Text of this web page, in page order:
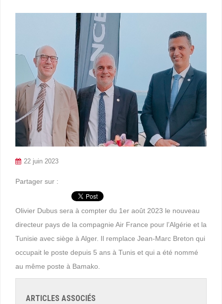
22 juin 2023
Partager sur :
Olivier Dubus sera à compter du 1er août 2023 le nouveau
directeur pays de la compagnie Air France pour l’Algérie et la
Tunisie avec siège à Alger. Il remplace Jean-Marc Breton qui
occupait le poste depuis 5 ans à Tunis et qui a été nommé
au même poste à Bamako.
ARTICLES ASSOCIÉS